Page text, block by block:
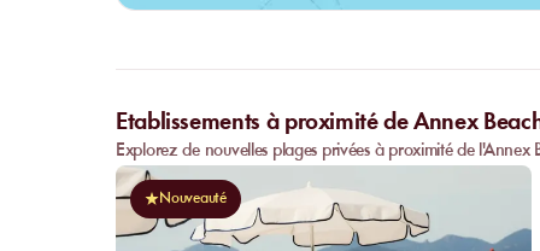
Etablissements à proximité de Annex
Explorez de nouvelles plages privées à proximité de
Nouveauté